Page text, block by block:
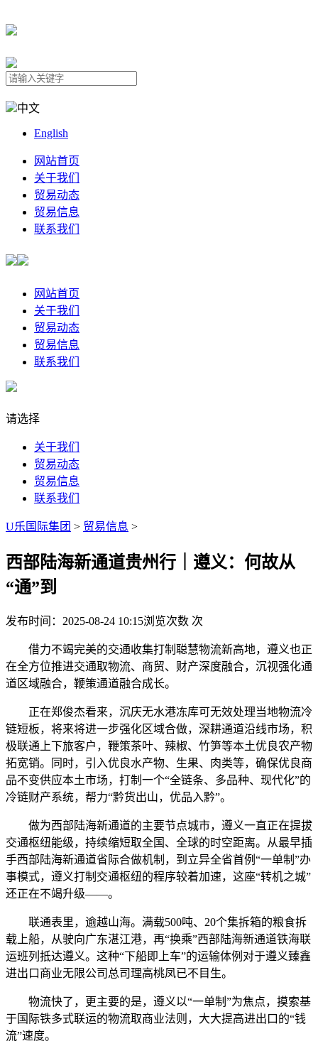
中文
English
网站首页
关于我们
贸易动态
贸易信息
联系我们
网站首页
关于我们
贸易动态
贸易信息
联系我们
请选择
关于我们
贸易动态
贸易信息
联系我们
U乐国际集团 > 贸易信息 >
西部陆海新通道贵州行｜遵义：何故从
“通”到
发布时间：2025-08-24 10:15浏览次数 次
借力不竭完美的交通收集打制聪慧物流新高地，遵义也正
在全方位推进交通取物流、商贸、财产深度融合，沉视强化通
道区域融合，鞭策通道融合成长。
正在郑俊杰看来，沉庆无水港冻库可无效处理当地物流冷
链短板，将来将进一步强化区域合做，深耕通道沿线市场，积
极联通上下旅客户，鞭策茶叶、辣椒、竹笋等本土优良农产物
拓宽销。同时，引入优良水产物、生果、肉类等，确保优良商
品不变供应本土市场，打制一个“全链条、多品种、现代化”的
冷链财产系统，帮力“黔货出山，优品入黔”。
做为西部陆海新通道的主要节点城市，遵义一直正在提拔
交通枢纽能级，持续缩短取全国、全球的时空距离。从最早插
手西部陆海新通道省际合做机制，到立异全省首例“一单制”办
事模式，遵义打制交通枢纽的程序较着加速，这座“转机之城”
还正在不竭升级——。
联通表里，逾越山海。满载500吨、20个集拆箱的粮食拆
载上船，从驶向广东湛江港，再“换乘”西部陆海新通道铁海联
运班列抵达遵义。这种“下船即上车”的运输体例对于遵义臻鑫
进出口商业无限公司总司理高桃凤已不目生。
物流快了，更主要的是，遵义以“一单制”为焦点，摸索基
于国际铁多式联运的物流取商业法则，大大提高进出口的“钱
流”速度。